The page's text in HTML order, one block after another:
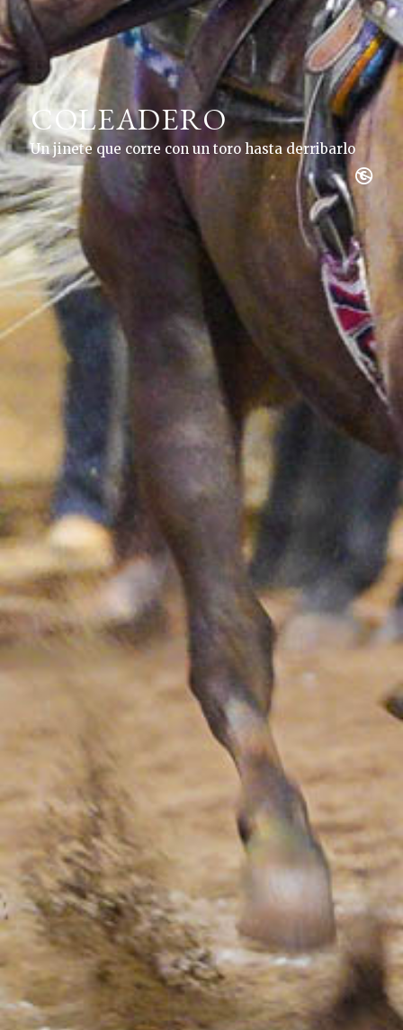
COLEADERO
Un jinete que corre con un toro hasta derribarlo